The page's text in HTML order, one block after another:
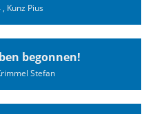
, Kunz Pius
begonnen!
Stefan